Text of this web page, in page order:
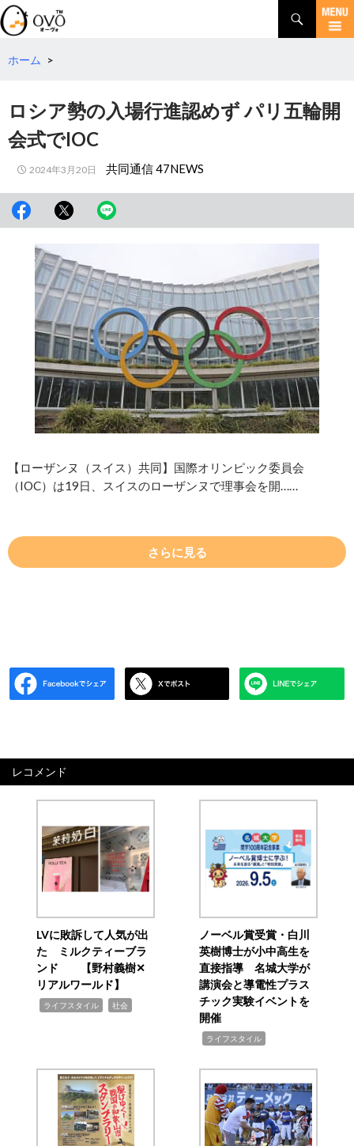
検
索
コ
テ
動
ホーム >
ロシア勢の入場行進認めず パリ五輪開
会式でIOC
2024年3月20日 共同通信 47NEWS
【ローザンヌ（スイス）共同】国際オリンピック委員会
（IOC）は19日、スイスのローザンヌで理事会を開……
さらに見る
レコメンド
LVに敗訴して人気が出
た ミルクティーブラ
ンド 【野村義樹✕
リアルワールド】
ライフスタイル 社会
ノーベル賞受賞・白川
英樹博士が小中高生を
直接指導 名城大学が
講演会と導電性プラス
チック実験イベントを
開催
ライフスタイル